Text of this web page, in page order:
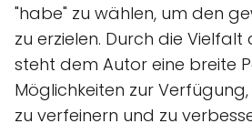
"habe" zu wählen, um den
zu erzielen. Durch die
steht dem Autor eine breite
Möglichkeiten zur Verfügung,
zu verfeinern und zu